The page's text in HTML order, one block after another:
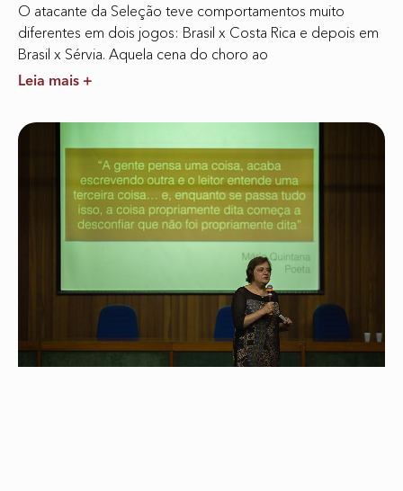
O atacante da Seleção teve comportamentos muito
diferentes em dois jogos: Brasil x Costa Rica e depois em
Brasil x Sérvia. Aquela cena do choro ao
Leia mais +